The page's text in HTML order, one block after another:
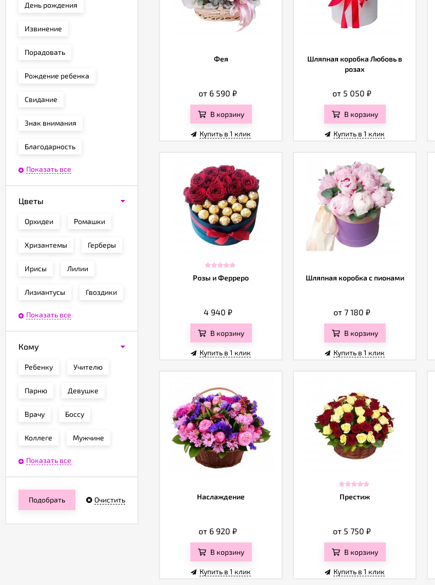
Фея
от 6 590 ₽
В корзину
Купить в 1 клик
Шляпная коробка Любовь в
розах
от 5 050 ₽
В корзину
Купить в 1 клик
Розы и Ферреро
4 940 ₽
В корзину
Купить в 1 клик
Шляпная коробка с пионами
от 7 180 ₽
В корзину
Купить в 1 клик
Наслаждение
от 6 920 ₽
В корзину
Купить в 1 клик
Престиж
от 5 750 ₽
В корзину
Купить в 1 клик
День рождения
Извинение
Порадовать
Рождение ребенка
Свидание
Знак внимания
Благодарность
Показать все
Цветы
Орхидеи Ромашки
Хризантемы Герберы
Ирисы Лилии
Лизиантусы Гвоздики
Показать все
Кому
Ребенку Учителю
Парню Девушке
Врачу Боссу
Коллеге Мужчине
Показать все
Подобрать Очистить